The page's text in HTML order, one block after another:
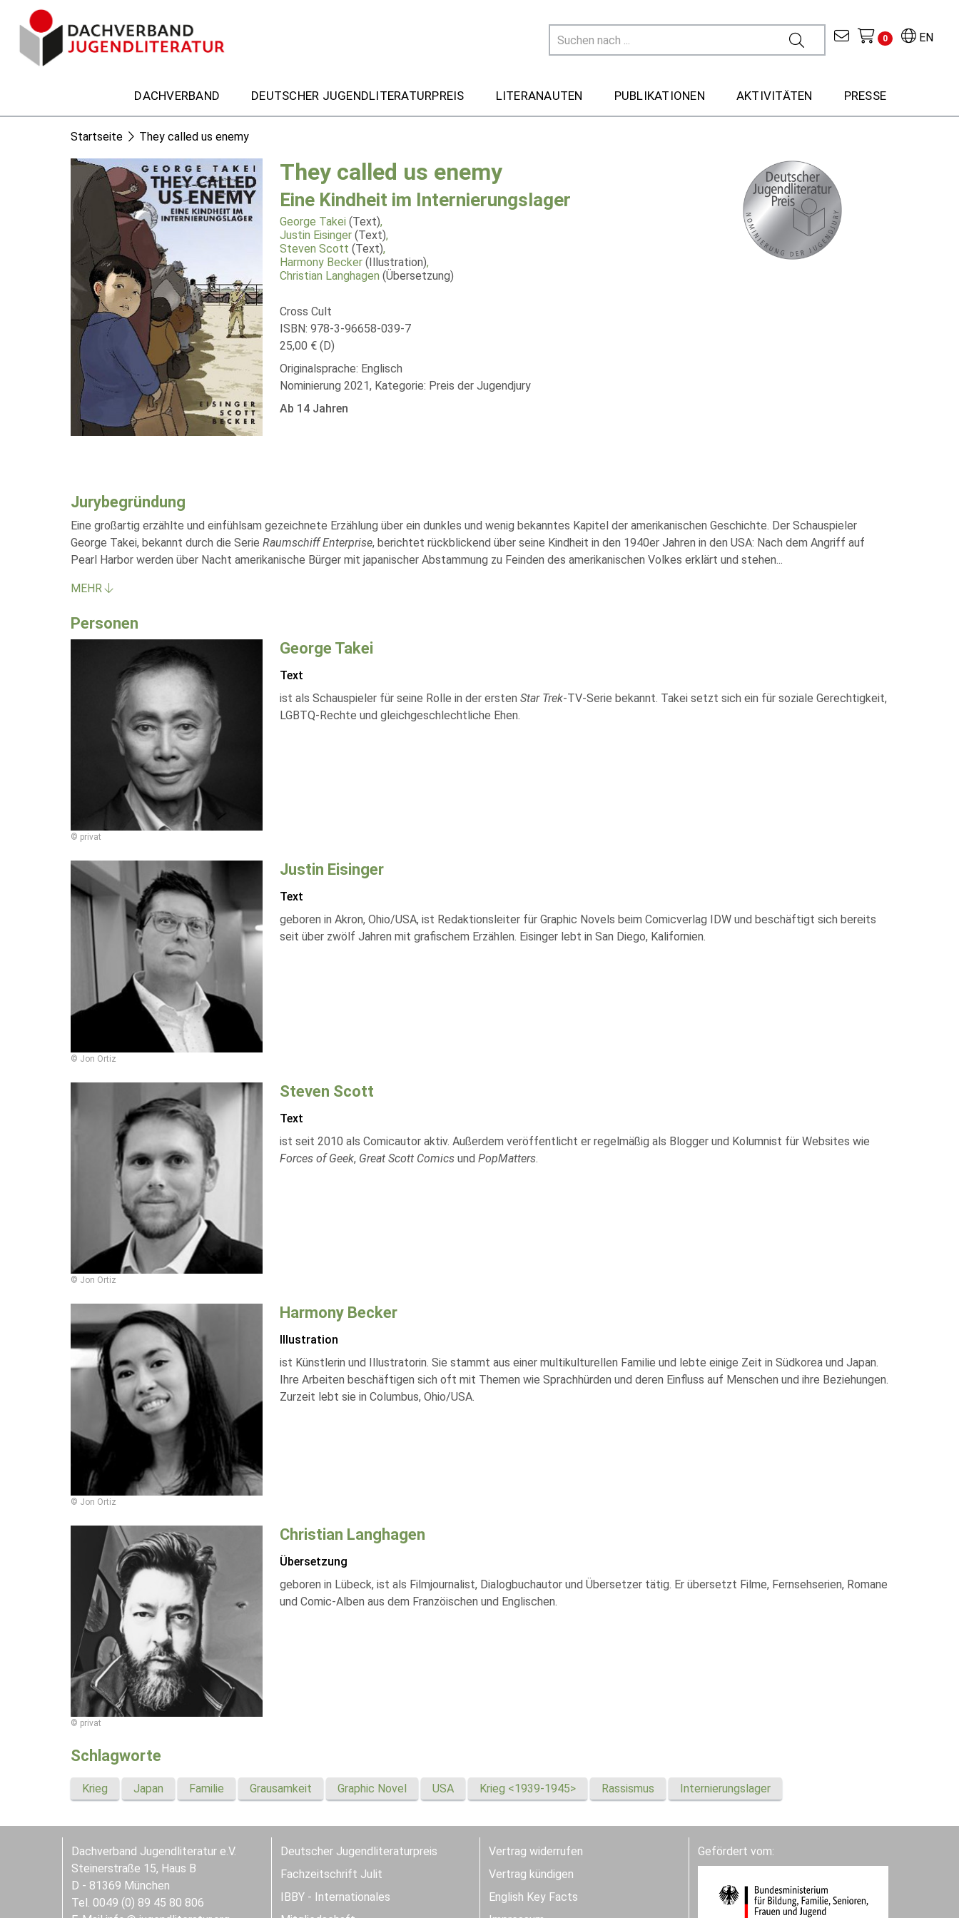
EN
0
DACHVERBAND DEUTSCHER JUGENDLITERATURPREIS LITERANAUTEN PUBLIKATIONEN AKTIVITÄTEN PRESSE
Startseite They called us enemy
They called us enemy
Eine Kindheit im Internierungslager
George Takei (Text),
Justin Eisinger (Text),
Steven Scott (Text),
Harmony Becker (Illustration),
Christian Langhagen (Übersetzung)
Cross Cult
ISBN: 978-3-96658-039-7
25,00 € (D)
Originalsprache: Englisch
Nominierung 2021, Kategorie: Preis der Jugendjury
Ab 14 Jahren
Jurybegründung
Eine großartig erzählte und einfühlsam gezeichnete Erzählung über ein dunkles und wenig bekanntes Kapitel der amerikanischen Geschichte. Der Schauspieler
George Takei, bekannt durch die Serie Raumschiff Enterprise, berichtet rückblickend über seine Kindheit in den 1940er Jahren in den USA: Nach dem Angriff auf
Pearl Harbor werden über Nacht amerikanische Bürger mit japanischer Abstammung zu Feinden des amerikanischen Volkes erklärt und stehen...
MEHR
Personen
© privat
George Takei
Text
ist als Schauspieler für seine Rolle in der ersten Star Trek-TV-Serie bekannt. Takei setzt sich ein für soziale Gerechtigkeit,
LGBTQ-Rechte und gleichgeschlechtliche Ehen.
© Jon Ortiz
Justin Eisinger
Text
geboren in Akron, Ohio/USA, ist Redaktionsleiter für Graphic Novels beim Comicverlag IDW und beschäftigt sich bereits
seit über zwölf Jahren mit grafischem Erzählen. Eisinger lebt in San Diego, Kalifornien.
© Jon Ortiz
Steven Scott
Text
ist seit 2010 als Comicautor aktiv. Außerdem veröffentlicht er regelmäßig als Blogger und Kolumnist für Websites wie
Forces of Geek, Great Scott Comicsund PopMatters.
© Jon Ortiz
Harmony Becker
Illustration
ist Künstlerin und Illustratorin. Sie stammt aus einer multikulturellen Familie und lebte einige Zeit in Südkorea und Japan.
Ihre Arbeiten beschäftigen sich oft mit Themen wie Sprachhürden und deren Einfluss auf Menschen und ihre Beziehungen.
Zurzeit lebt sie in Columbus, Ohio/USA.
© privat
Christian Langhagen
Übersetzung
geboren in Lübeck, ist als Filmjournalist, Dialogbuchautor und Übersetzer tätig. Er übersetzt Filme, Fernsehserien, Romane
und Comic-Alben aus dem Franzöischen und Englischen.
Schlagworte
Krieg Japan Familie Grausamkeit Graphic Novel USA Krieg <1939-1945> Rassismus Internierungslager
Dachverband Jugendliteratur e.V.
Steinerstraße 15, Haus B
D - 81369 München
Tel. 0049 (0) 89 45 80 806
Deutscher Jugendliteraturpreis
Fachzeitschrift Julit
IBBY - Internationales
Vertrag widerrufen
Vertrag kündigen
English Key Facts
Gefördert vom: